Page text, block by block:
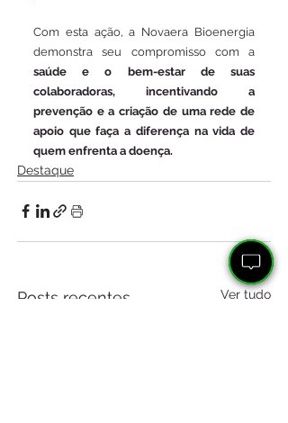
Com esta ação, a Novaera Bioenergia
saúde e o bem-estar de suas
colaboradoras, incentivando a
prevenção e a criação de uma rede de
apoio que faça a diferença na vida de
quem enfrenta a doença.
Destaque
Posts recentes Ver tudo